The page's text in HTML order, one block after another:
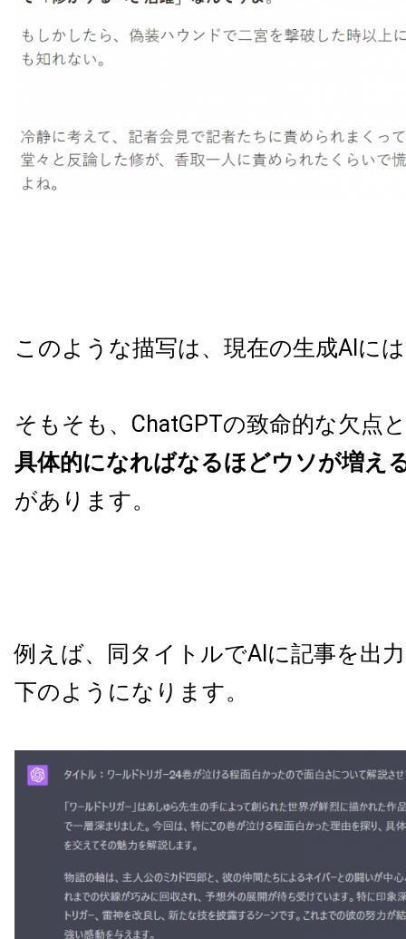
このような描写は、現在の生成AIに
そもそも、ChatGPTの致命的な欠点
具体的になればなるほどウソが増え
があります。
例えば、同タイトルでAIに記事を出
下のようになります。